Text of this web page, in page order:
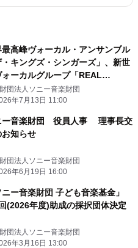
最高峰ヴォーカル・アンサンブル
・キングズ・シンガーズ」、新世
ォーカルグループ「REAL
」と初のコラボレーションが
日本赤十字社 献血チャリティ・
サート 12月8日(火)開催
団法人ソニー音楽財団
年7月13日 11:00
ー音楽財団 役員人事 理事長交
お知らせ
団法人ソニー音楽財団
年6月19日 16:00
ニー音楽財団 子ども音楽基金」
(2026年度)助成の採択団体決定
団法人ソニー音楽財団
年3月16日 13:00